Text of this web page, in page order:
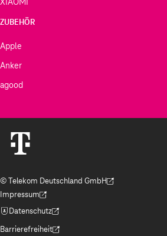
ZUBEHÖR
Apple
Anker
agood
© Telekom Deutschland GmbH
(Der Link wird in einem neuen Tab geöffnet)
Impressum
(Der Link wird in einem neuen Tab geöffnet)
Datenschutz
(Der Link wird in einem neuen Tab geöffnet)
Barrierefreiheit